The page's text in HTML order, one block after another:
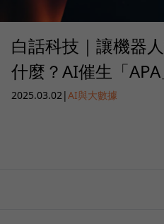
白話科技｜讓機器
什麼？AI催生「
2025.03.02|AI與大數據